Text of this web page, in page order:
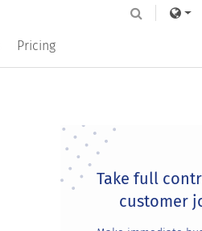
Pricing
Primary
Sidebar
Take full
customer